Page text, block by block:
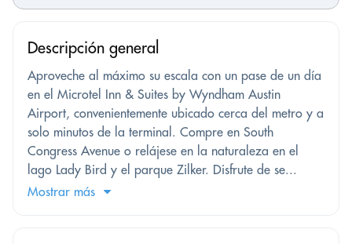
Descripción general
Aproveche al máximo su escala con un pase de un día
en el Microtel Inn & Suites by Wyndham Austin
Airport, convenientemente ubicado cerca del metro y a
solo minutos de la terminal. Compre en South
Congress Avenue o relájese en la naturaleza en el
lago Lady Bird y el parque Zilker. Disfrute de se...
Mostrar más